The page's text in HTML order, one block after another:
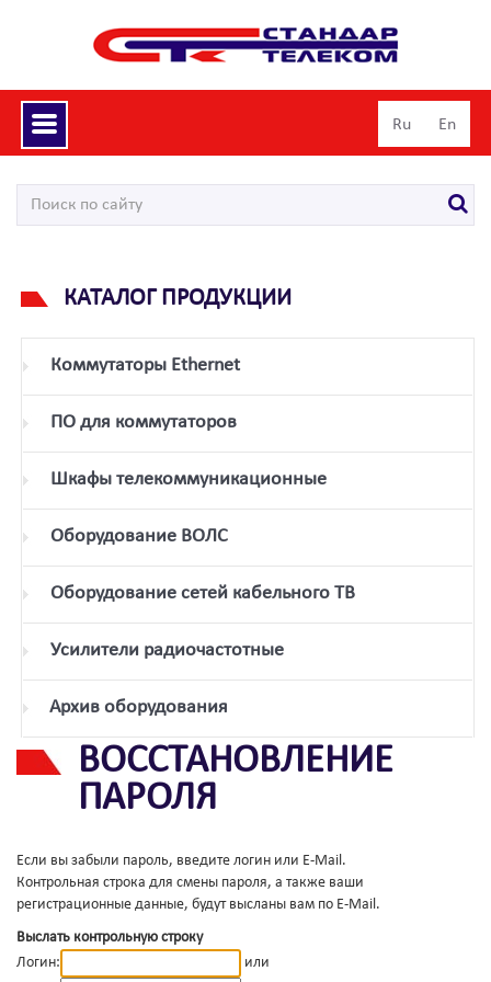
Toggle
navigation
Ru En
КАТАЛОГ ПРОДУКЦИИ
Коммутаторы Ethernet
ПО для коммутаторов
Шкафы телекоммуникационные
Оборудование ВОЛС
Оборудование сетей кабельного ТВ
Усилители радиочастотные
Архив оборудования
ВОССТАНОВЛЕНИЕ
ПАРОЛЯ
Если вы забыли пароль, введите логин или E-Mail.
Контрольная строка для смены пароля, а также ваши
регистрационные данные, будут высланы вам по E-Mail.
Выслать контрольную строку
Логин:
или